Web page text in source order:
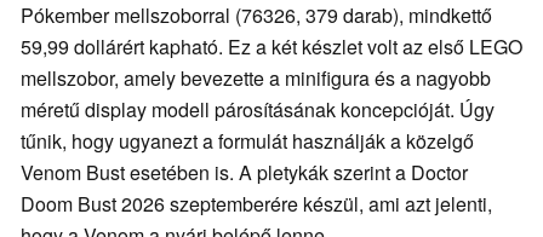
Pókember mellszoborral (76326, 379 darab), mindkettő
59,99 dollárért kapható. Ez a két készlet volt az első LEGO
mellszobor, amely bevezette a minifigura és a nagyobb
méretű display modell párosításának koncepcióját. Úgy
tűnik, hogy ugyanezt a formulát használják a közelgő
Venom Bust esetében is. A pletykák szerint a Doctor
Doom Bust 2026 szeptemberére készül, ami azt jelenti,